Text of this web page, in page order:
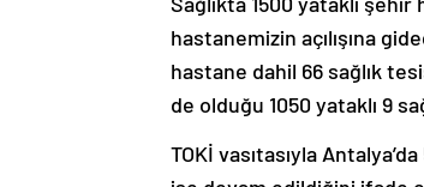
hastanemizin açılışına
hastane dahil 66 sağlık
de olduğu 1050 yataklı 9
ise devam edildiğini ifade